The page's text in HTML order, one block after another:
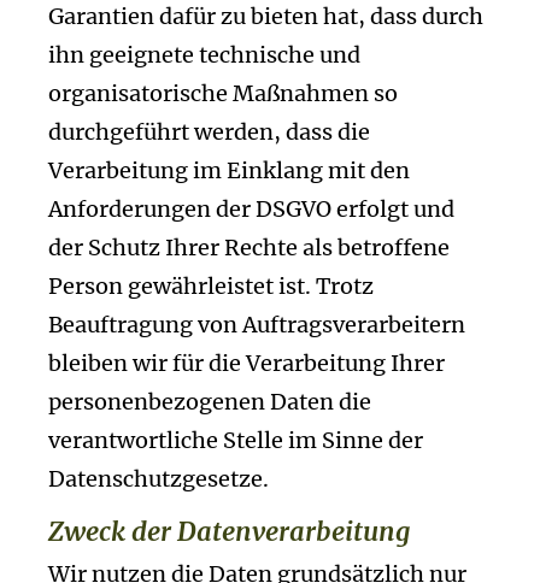
Garantien dafür zu bieten hat, dass durch
ihn geeignete technische und
organisatorische Maßnahmen so
durchgeführt werden, dass die
Verarbeitung im Einklang mit den
Anforderungen der DSGVO erfolgt und
der Schutz Ihrer Rechte als betroffene
Person gewährleistet ist. Trotz
Beauftragung von Auftragsverarbeitern
bleiben wir für die Verarbeitung Ihrer
personenbezogenen Daten die
verantwortliche Stelle im Sinne der
Datenschutzgesetze.
Zweck der Datenverarbeitung
Wir nutzen die Daten grundsätzlich nur